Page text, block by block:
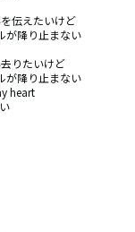
伝えたいけど
が降り止まない
りたいけど
が降り止まない
heart